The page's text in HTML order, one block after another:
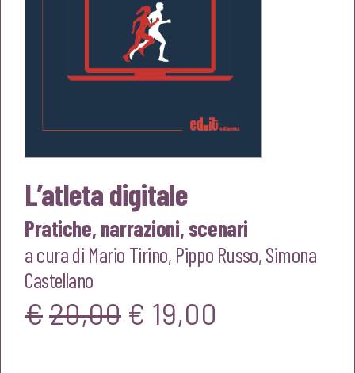
L’atleta digitale
Pratiche, narrazioni, scenari
a cura di Mario Tirino, Pippo Russo,Simona
Castellano
€20,00 Il
€ 19,00